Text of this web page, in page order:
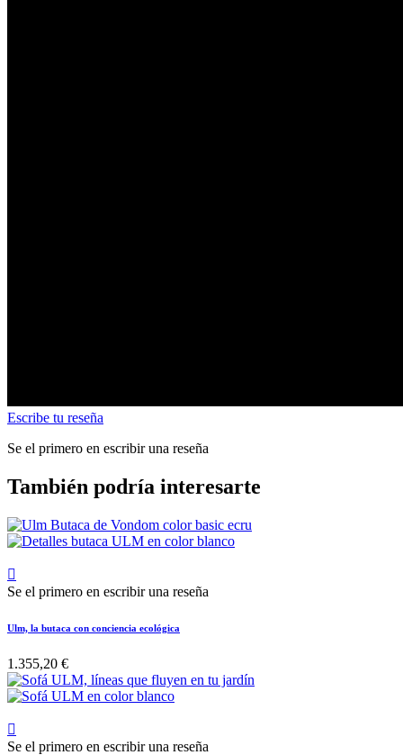
Escribe tu reseña
Se el primero en escribir una reseña
También podría interesarte

Se el primero en escribir una reseña
Ulm, la butaca con conciencia ecológica
1.355,20 €

Se el primero en escribir una reseña